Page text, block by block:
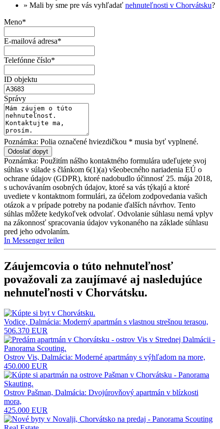
» Mali by sme pre vás vyhľadať nehnuteľnosti v Chorvátsku?
Meno*
E-mailová adresa*
Telefónne číslo*
ID objektu
Správy
Poznámka: Polia označené hviezdičkou * musia byť vyplnené.
Poznámka: Použitím nášho kontaktného formulára udeľujete svoj
súhlas v súlade s článkom 6(1)(a) všeobecného nariadenia EÚ o
ochrane údajov (GDPR), ktoré nadobudlo účinnosť 25. mája 2018,
s uchovávaním osobných údajov, ktoré sa vás týkajú a ktoré
uvediete v kontaktnom formulári, za účelom zodpovedania vašich
otázok a v prípade potreby na podanie ďalších návrhov. Tento
súhlas môžete kedykoľvek odvolať. Odvolanie súhlasu nemá vplyv
na zákonnosť spracovania údajov vykonaného na základe súhlasu
pred jeho odvolaním.
In Messenger teilen
Záujemcovia o túto nehnuteľnosť
považovali za zaujímavé aj nasledujúce
nehnuteľnosti v Chorvátsku.
Vodice, Dalmácia: Moderný apartmán s vlastnou strešnou terasou,
506.370 EUR
Ostrov Vis, Dalmácia: Moderné apartmány s výhľadom na more,
450.000 EUR
Ostrov Pašman, Dalmácia: Dvojúrovňový apartmán v blízkosti
mora,
425.000 EUR